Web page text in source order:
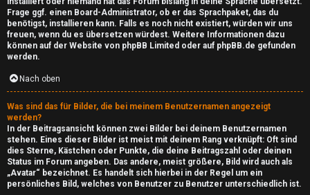
v
e
T
h
e
m
e
n
Frage ggf. einen Board-Administrator, ob er das Sprachpaket, das du
benötigst, installieren kann. Falls es noch nicht existiert, würden wir uns
freuen, wenn du es übersetzen würdest. Weitere Informationen dazu
können auf der Website von phpBB Limited oder auf phpBB.de gefunden
werden.
Nach oben
Was sind das für Bilder, die bei meinem Benutzernamen angezeigt
werden?
In der Beitragsansicht können zwei Bilder bei deinem Benutzernamen
stehen. Eines dieser Bilder ist meist mit deinem Rang verknüpft: Oft sind
dies Sterne, Kästchen oder Punkte, die deine Beitragszahl oder deinen
Status im Forum angeben. Das andere, meist größere, Bild wird auch als
„Avatar“ bezeichnet. Es handelt sich hierbei in der Regel um ein
persönliches Bild, welches von Benutzer zu Benutzer unterschiedlich ist.
a
y
i
m
S
t
r